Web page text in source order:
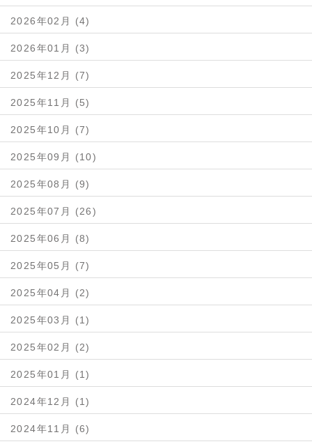
2026年02月 (4)
2026年01月 (3)
2025年12月 (7)
2025年11月 (5)
2025年10月 (7)
2025年09月 (10)
2025年08月 (9)
2025年07月 (26)
2025年06月 (8)
2025年05月 (7)
2025年04月 (2)
2025年03月 (1)
2025年02月 (2)
2025年01月 (1)
2024年12月 (1)
2024年11月 (6)